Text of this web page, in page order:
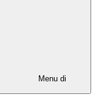
Menu di